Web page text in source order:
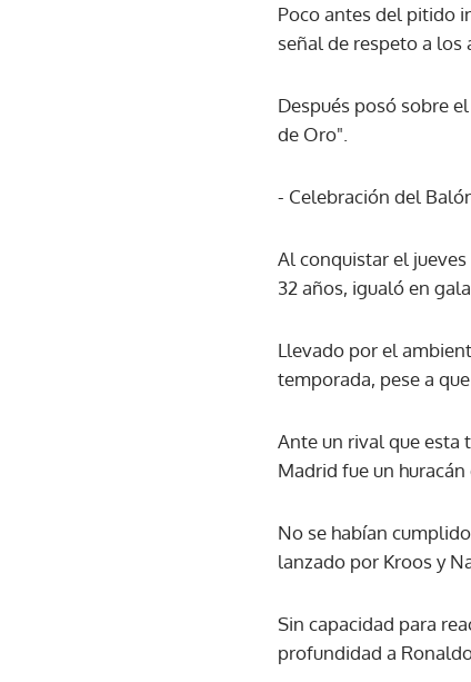
Poco antes del pitido
señal de respeto a los
Después posó sobre
de Oro".
- Celebración del
Al conquistar el jueves
32 años, igualó en
Llevado por el
temporada, pese a
Ante un rival que esta
Madrid fue un huracán
No se habían
lanzado por Kroos y
Sin capacidad para
profundidad a